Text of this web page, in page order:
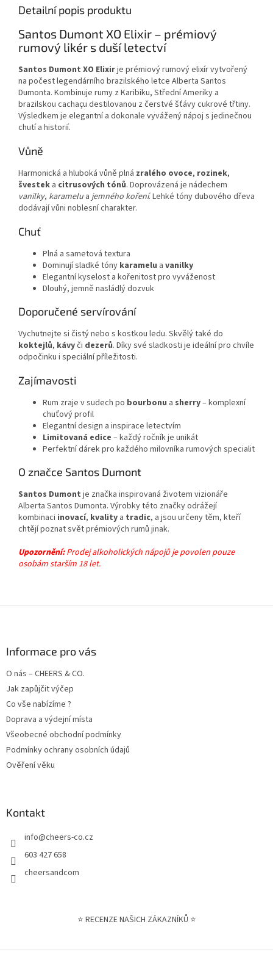
Detailní popis produktu
Santos Dumont XO Elixir – prémiový
rumový likér s duší letectví
Santos Dumont XO Elixirje prémiový rumový elixír vytvořený
na počest legendárního brazilského letce Alberta Santos
Dumonta. Kombinuje rumy z Karibiku, Střední Ameriky a
brazilskou cachaçu destilovanou z čerstvé šťávy cukrové třtiny.
Výsledkem je elegantní a dokonale vyvážený nápoj s jedinečnou
chutí a historií.
Vůně
Harmonická a hluboká vůně plná zralého ovoce, rozinek,
švestek a citrusových tónů. Doprovázená je nádechem
vanilky, karamelu a jemného koření. Lehké tóny dubového dřeva
dodávají vůni noblesní charakter.
Chuť
Plná a sametová textura
Dominují sladké tóny karamelu a vanilky
Elegantní kyselost a kořenitost pro vyváženost
Dlouhý, jemně nasládlý dozvuk
Doporučené servírování
Vychutnejte si čistý nebo s kostkou ledu. Skvělý také do
koktejlů, kávyči dezerů. Díky své sladkosti je ideální pro chvíle
odpočinku i speciální příležitosti.
Zajímavosti
Rum zraje v sudech po bourbonu a sherry– komplexní
chuťový profil
Elegantní design a inspirace letectvím
Limitovaná edice – každý ročník je unikát
Perfektní dárek pro každého milovníka rumových specialit
O značce Santos Dumont
Santos Dumont je značka inspirovaná životem vizionáře
Alberta Santos Dumonta. Výrobky této značky odrážejí
kombinaci inovací, kvality a tradic, a jsou určeny těm, kteří
chtějí poznat svět prémiových rumů jinak.
Upozornění:Prodej alkoholických nápojů je povolen pouze
osobám starším 18 let.
Informace pro vás
O nás – CHEERS & CO.
Jak zapůjčit výčep
Co vše nabízíme ?
Doprava a výdejní místa
Všeobecné obchodní podmínky
Podmínky ochrany osobních údajů
Ověření věku
Kontakt
info@cheers-co.cz
603 427 658
cheersandcom
⭐ RECENZE NAŠICH ZÁKAZNÍKŮ ⭐